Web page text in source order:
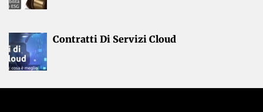
Contratti Di Servizi Cloud